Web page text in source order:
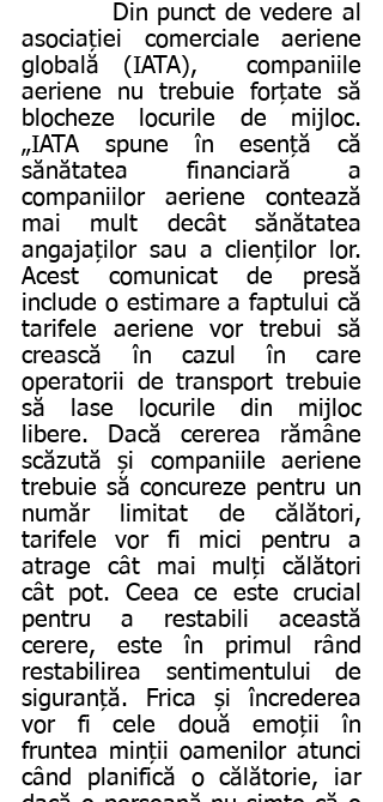
asociației comerciale aeriene
globală (IATA),  companiile
aeriene nu trebuie forțate să
blocheze locurile de mijloc.
„IATA spune în esență că
sănătatea financiară a
companiilor aeriene contează
mai mult decât sănătatea
angajaților sau a clienților lor.
Acest comunicat de presă
include o estimare a faptului că
tarifele aeriene vor trebui să
crească în cazul în care
operatorii de transport trebuie
să lase locurile din mijloc
libere. Dacă cererea rămâne
scăzută și companiile aeriene
trebuie să concureze pentru un
număr limitat de călători,
tarifele vor fi mici pentru a
atrage cât mai mulți călători
cât pot. Ceea ce este crucial
pentru a restabili această
cerere, este în primul rând
restabilirea sentimentului de
siguranță. Frica și încrederea
vor fi cele două emoții în
fruntea minții oamenilor atunci
când planifică o călătorie, iar